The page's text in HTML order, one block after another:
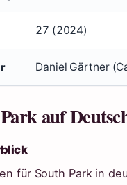
27 (2024)
Daniel Gärtner
auf
für South Park in